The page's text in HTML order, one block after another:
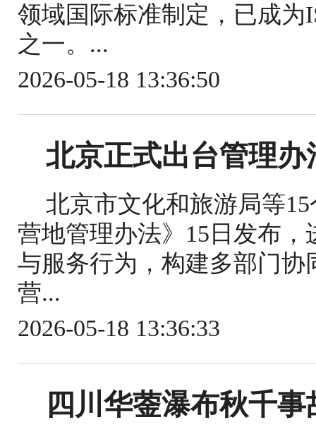
领域国际标准制定，已成为
之一。...
2026-05-18 13:36:50
北京正式出台管理
北京市文化和旅游局等
营地管理办法》15日发布
与服务行为，构建多部门
营...
2026-05-18 13:36:33
四川华蓥瀑布秋千